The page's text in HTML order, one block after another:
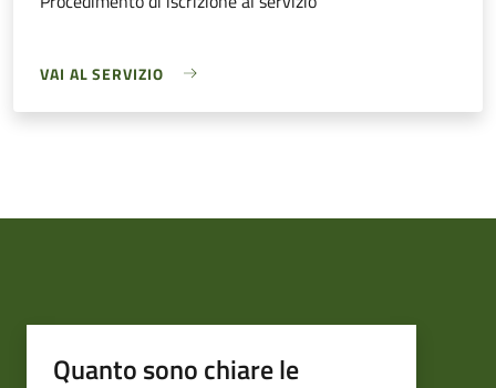
VAI AL SERVIZIO
Quanto sono chiare le